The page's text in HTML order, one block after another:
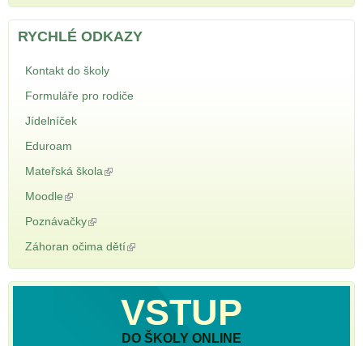
RYCHLÉ ODKAZY
Kontakt do školy
Formuláře pro rodiče
Jídelníček
Eduroam
Mateřská škola (odkaz je externí)
Moodle (odkaz je externí)
Poznávačky(odkaz je externí)
Záhoran očima dětí(odkaz je externí)
VSTUP
DO ŠKOLY ONLINE